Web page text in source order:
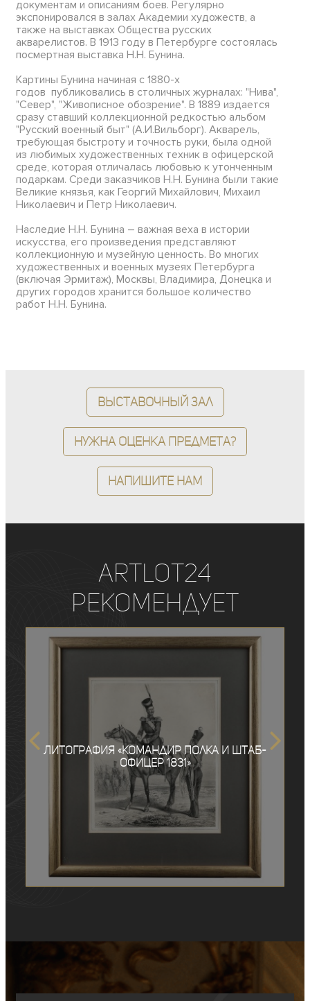
документам и описаниям боев. Регулярно
экспонировался в залах Академии художеств, а
также на выставках Общества русских
акварелистов. В 1913 году в Петербурге состоялась
посмертная выставка Н.Н. Бунина.
Картины Бунина начиная с 1880-х
годов публиковались в столичных журналах: "Нива",
"Север", "Живописное обозрение". В 1889 издается
сразу ставший коллекционной редкостью альбом
"Русский военный быт" (А.И.Вильборг). Акварель,
требующая быстроту и точность руки, была одной
из любимых художественных техник в офицерской
среде, которая отличалась любовью к утонченным
подаркам. Среди заказчиков Н.Н. Бунина были такие
Великие князья, как Георгий Михайлович, Михаил
Николаевич и Петр Николаевич.
Наследие Н.Н. Бунина – важная веха в истории
искусства, его произведения представляют
коллекционную и музейную ценность. Во многих
художественных и военных музеях Петербурга
(включая Эрмитаж), Москвы, Владимира, Донецка и
других городов хранится большое количество
работ Н.Н. Бунина.
Выставочный зал
Нужна оценка предмета?
Напишите нам
ArtLot24
рекомендует
Литография «Командир полка и штаб-
офицер 1831»